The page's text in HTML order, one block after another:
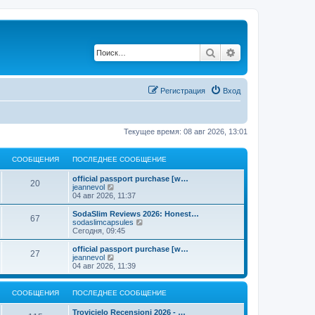
Поиск
Вход
Регистрация
Текущее время: 08 авг 2026, 13:01
СООБЩЕНИЯ ПОСЛЕДНЕЕ СООБЩЕНИЕ
20
official passport purchase [w…
jeannevol
е
р
е
й
т
п
о
с
л
д
н
е
04 авг 2026, 11:37
67
SodaSlim Reviews 2026: Honest…
sodaslimcapsules
р
е
к
п
о
с
Сегодня, 09:45
27
official passport purchase [w…
jeannevol
е
р
е
й
04 авг 2026, 11:39
СООБЩЕНИЯ ПОСЛЕДНЕЕ СООБЩЕНИЕ
Trovicielo Recensioni 2026 - …